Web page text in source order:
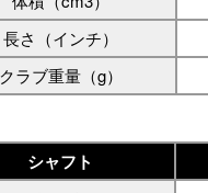
長さ（インチ）
クラブ重量（g）
シャフト